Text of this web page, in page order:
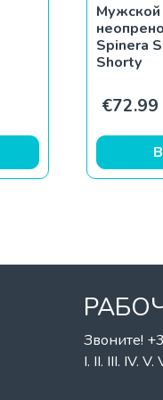
Мужской
Spinera
Shorty
€72.99
Звоните!
I. II. III. IV.